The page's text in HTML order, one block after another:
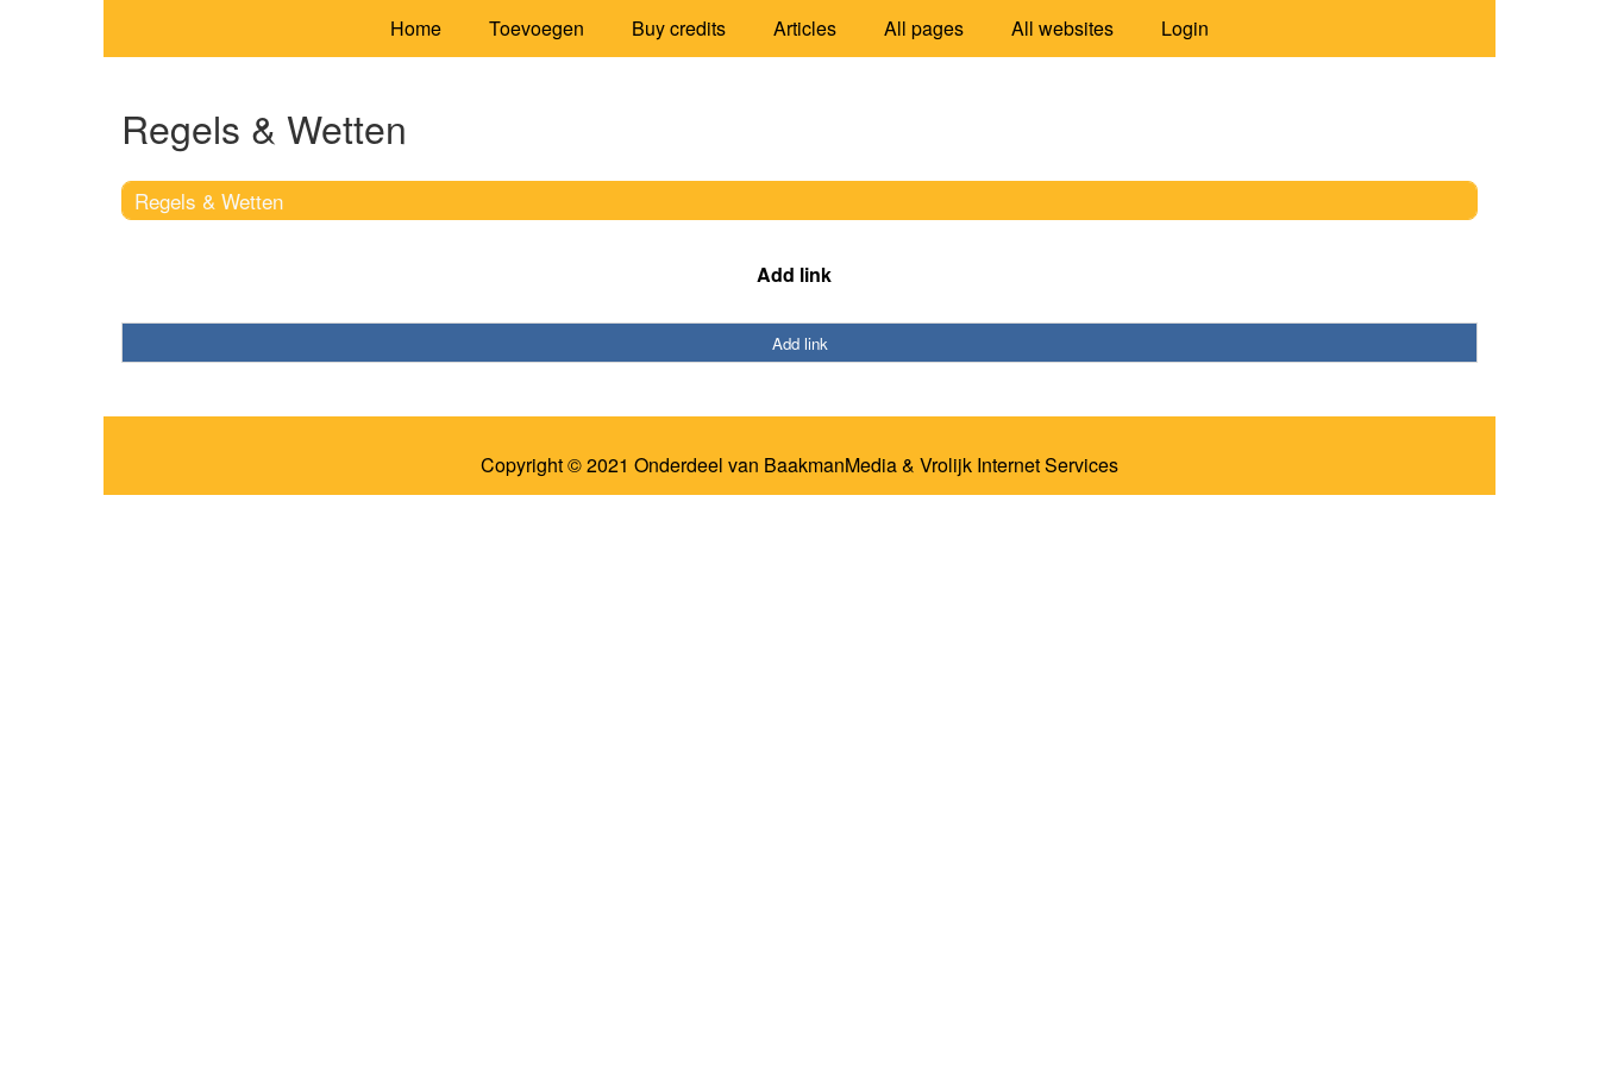
Home Toevoegen Buy credits Articles All pages All websites Login
Regels & Wetten
Regels & Wetten
Add link
Add link
Copyright © 2021 Onderdeel van BaakmanMedia& Vrolijk Internet Services